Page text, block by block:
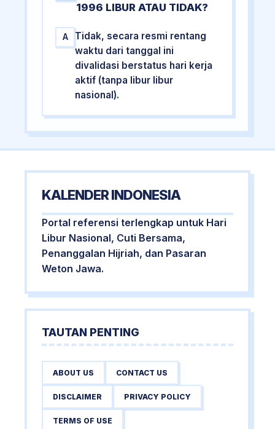
1996 LIBUR ATAU TIDAK?
A
Tidak, secara resmi rentang
waktu dari tanggal ini
divalidasi berstatus hari kerja
aktif (tanpa libur libur
nasional).
KALENDER INDONESIA
Portal referensi terlengkap untuk Hari
Libur Nasional, Cuti Bersama,
Penanggalan Hijriah, dan Pasaran
Weton Jawa.
TAUTAN PENTING
ABOUT US CONTACT US
DISCLAIMER PRIVACY POLICY
TERMS OF USE